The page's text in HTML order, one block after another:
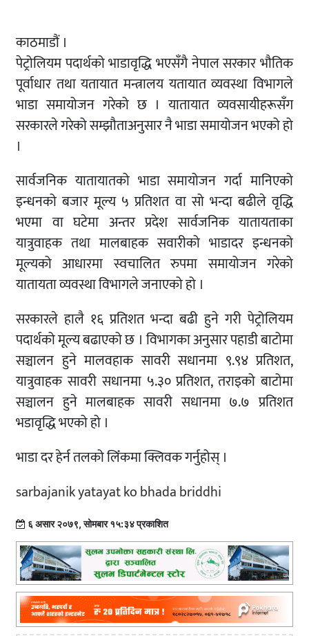
काठमाडौं ।
पेट्रोलियम पदार्थको भाडावृद्धि भएसँगै नेपाल सरकार भौतिक
पूर्वाधार तथा यतायात मन्त्रालय यतायात व्यवस्था विभागले
भाडा समायोजन गरेको छ । यातायात व्यवसायीहरूसँग
सरकारले गरेको सम्झौताअनुसार नै भाडा समायोजन भएको हो
।
सार्वजनिक यातायातको भाडा समायोजन गर्दा मानिएको
इन्धनको बजार मूल्य ५ प्रतिशत वा सो भन्दा बढीले वृद्धि
भएमा वा घटेमा अन्तर प्रदेश सार्वजनिक यातायताका
यात्रुवाहक तथा मालबाहक सवारीको भाडादर इन्धनको
मूल्यको आधारमा स्वचालित रुपमा समायोजन गरेको
यातायता व्यवस्था विभागले जनाएको हो ।
सरकारले हालै १६ प्रतिशत भन्दा बढी हुने गरी पेट्रोलियम
पदार्थको मूल्य बढाएको छ । विभागका अनुसार पहाडी बाटोमा
सञ्चालन हुने मालवहाक सावरी सधानमा ९.९४ प्रतिशत,
यात्रुवाहक सावरी सधानमा ५.३० प्रतिशत, तराइको बाटोमा
सञ्चालन हुने मालबाहक सावरी सधानमा ७.७ प्रतिशत
भडावृद्धि भएको हो ।
भाडा दर हेर्न तलको लिंंकमा क्लिवक गर्नुहोस् ।
sarbajanik yatayat ko bhada briddhi
६ असार २०७९, सोमबार १५:३४ प्रकाशित